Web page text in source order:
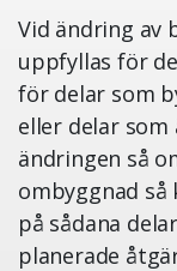
Vid ändring av
uppfyllas för
för delar som
eller delar
ändringen så
ombyggnad så
på sådana
planerade